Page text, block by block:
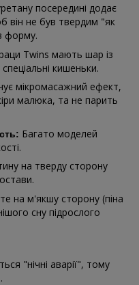
посередині додає
він не був твердим "як
форму.
Twins мають шар із
кишеньки.
мікромасажний ефект,
малюка, та не парить
Багато моделей
на тверду сторону
на м'якшу сторону (піна
сну підрослого
"нічні аварії", тому